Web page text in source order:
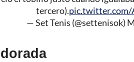
tercero).pic.twitter.com/
— Set Tenis (@settenisok)